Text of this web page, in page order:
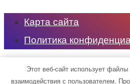
Карта сайта
Политика
© 2026 ВсеОбзорник
Этот веб-сайт использует
взаимодействия с пользователем.